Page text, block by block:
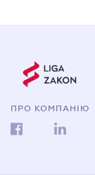
ПРО КОМПАНІЮ